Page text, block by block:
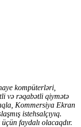
kompüterləri,
və rəqabətli qiymətə
Kommersiya Ekran
istehsalçıyıq.
faydalı olacaqdır.